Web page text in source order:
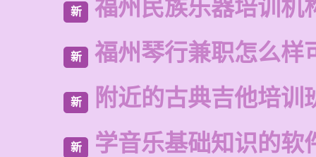
新 福州民族乐器培训机
新 福州琴行兼职怎么样
新 附近的古典吉他培训
新 学音乐基础知识的软